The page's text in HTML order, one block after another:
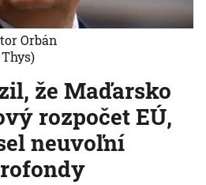
že Maďarsko
rozpočet EÚ,
neuvoľní
Orbán